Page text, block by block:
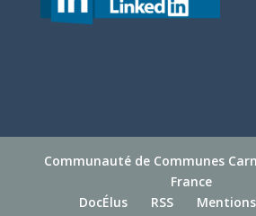
Communauté de Communes
France
DocÉlus
RSS